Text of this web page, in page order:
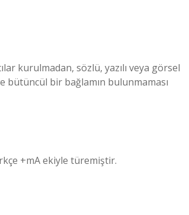
kurulmadan, sözlü, yazılı veya görsel
bütüncül bir bağlamın bulunmaması
+mA ekiyle türemiştir.